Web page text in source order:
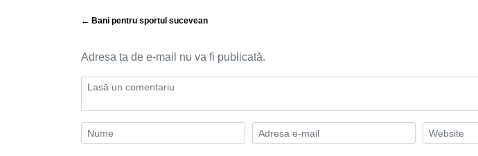
← Bani pentru sportul sucevean
Adresa ta de e-mail nu va fi publicată.